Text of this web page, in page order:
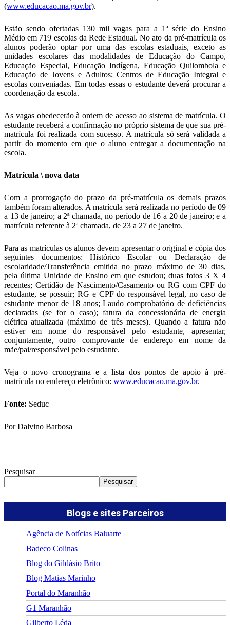
(www.educacao.ma.gov.br).
Estão sendo ofertadas 130 mil vagas para a 1ª série do Ensino
Médio em 719 escolas da Rede Estadual. No ato da pré-matrícula os
alunos poderão optar por uma das escolas estaduais, exceto as
unidades escolares das modalidades de Educação do Campo,
Educação Especial, Educação Indígena, Educação Quilombola e
Educação de Jovens e Adultos; Centros de Educação Integral e
escolas conveniadas. Em todas essas o estudante deverá procurar a
coordenação da escola.
As vagas obedecerão à ordem de acesso ao sistema de matrícula. O
estudante receberá a confirmação no próprio sistema de que sua pré-
matrícula foi realizada com sucesso. A matrícula só será validada a
partir do momento em que o aluno entregar a documentação na
escola.
Matrícula \ nova data
Com a prorrogação do prazo da pré-matrícula os demais prazos
também foram alterados. A matrícula será realizada no período de 09
a 13 de janeiro; a 2ª chamada, no período de 16 a 20 de janeiro; e a
matrícula referente à 2ª chamada, de 23 a 27 de janeiro.
Para as matrículas os alunos devem apresentar o original e cópia dos
seguintes documentos: Histórico Escolar ou Declaração de
escolaridade/Transferência emitida no prazo máximo de 30 dias,
pela última Unidade de Ensino em que estudou; duas fotos 3 X 4
recentes; Certidão de Nascimento/Casamento ou RG com CPF do
estudante, se possuir; RG e CPF do responsável legal, no caso de
estudante menor de 18 anos; Laudo comprobatório de deficiências
declaradas (se for o caso); fatura da concessionária de energia
elétrica atualizada (máximo de três meses). Quando a fatura não
estiver em nome do responsável pelo estudante, apresentar,
conjuntamente, outro comprovante de endereço em nome da
mãe/pai/responsável pelo estudante.
Veja o novo cronograma e a lista dos pontos de apoio à pré-
matrícula no endereço eletrônico: www.educacao.ma.gov.br.
Fonte: Seduc
Por Dalvino Barbosa
Pesquisar
Pesquisar
Blogs e sites Parceiros
Agência de Notícias Baluarte
Badeco Colinas
Blog do Gildásio Brito
Blog Matias Marinho
Portal do Maranhão
G1 Maranhão
Gilberto Léda